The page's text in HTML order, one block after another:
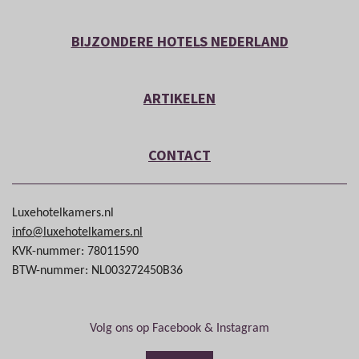
BIJZONDERE HOTELS NEDERLAND
ARTIKELEN
CONTACT
Luxehotelkamers.nl
info@luxehotelkamers.nl
KVK-nummer: 78011590
BTW-nummer: NL003272450B36
Volg ons op Facebook & Instagram